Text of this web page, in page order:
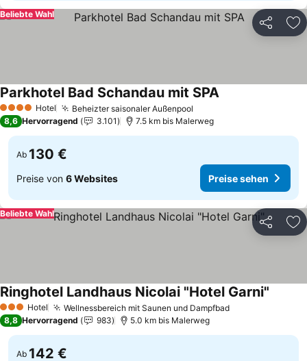
Teilen
Beliebte Wahl
4 Sterne Hotel Beheizter saisonaler Außenpool
Parkhotel Bad Schandau mit SPAPreise sehen
8,6 Hervorragend 3.101 7.5 km bis Malerweg
Ab 130 €
Preise von 6 Websites Preise sehen
Teilen
Beliebte Wahl
3 SterneHotel Wellnessbereich mit Saunen und DampfbadPreise sehen
Ringhotel Landhaus Nicolai "Hotel Garni"
8,8 Hervorragend 983 5.0 km bis Malerweg
Ab 142 €